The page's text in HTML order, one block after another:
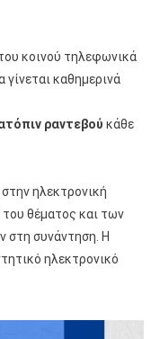
κοινού τηλεφωνικά
καθημερινά
ραντεβού κάθε
ηλεκτρονική
θέματος και των
στη συνάντηση. Η
ηλεκτρονικό